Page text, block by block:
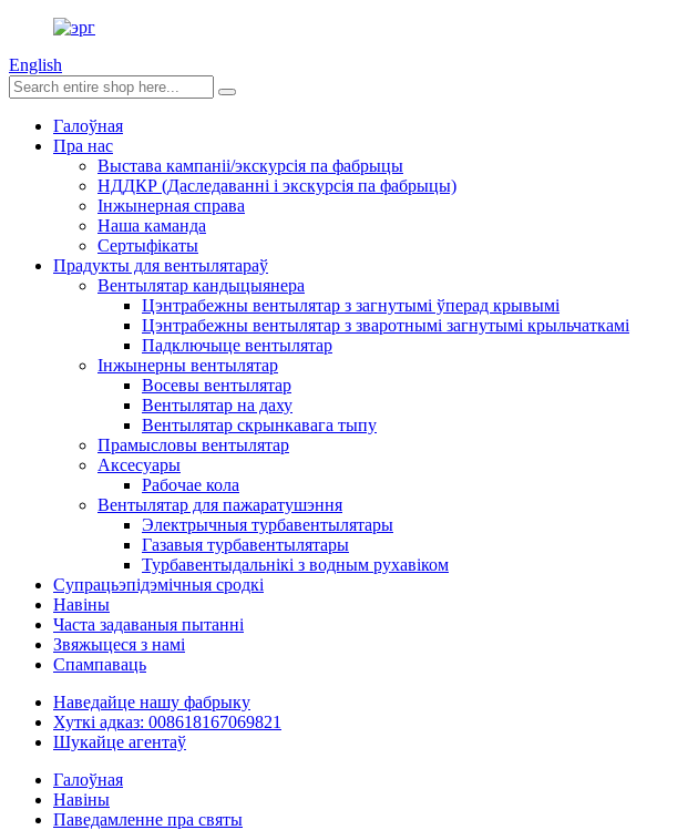
English
Галоўная
Пра нас
Выстава кампаніі/экскурсія па фабрыцы
НДДКР (Даследаванні і экскурсія па фабрыцы)
Інжынерная справа
Наша каманда
Сертыфікаты
Прадукты для вентылятараў
Вентылятар кандыцыянера
Цэнтрабежны вентылятар з загнутымі ўперад крывымі
Цэнтрабежны вентылятар з зваротнымі загнутымі крыльчаткамі
Падключыце вентылятар
Інжынерны вентылятар
Восевы вентылятар
Вентылятар на даху
Вентылятар скрынкавага тыпу
Прамысловы вентылятар
Аксесуары
Рабочае кола
Вентылятар для пажаратушэння
Электрычныя турбавентылятары
Газавыя турбавентылятары
Турбавентыдальнікі з водным рухавіком
Супрацьэпідэмічныя сродкі
Навіны
Часта задаваныя пытанні
Звяжыцеся з намі
Спампаваць
Наведайце нашу фабрыку
Хуткі адказ: 008618167069821
Шукайце агентаў
Галоўная
Навіны
Паведамленне пра святы